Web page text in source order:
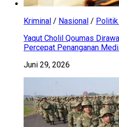
Kriminal / Nasional /
Yaqut Cholil Qoumas
Percepat Penanganan
Juni 29, 2026